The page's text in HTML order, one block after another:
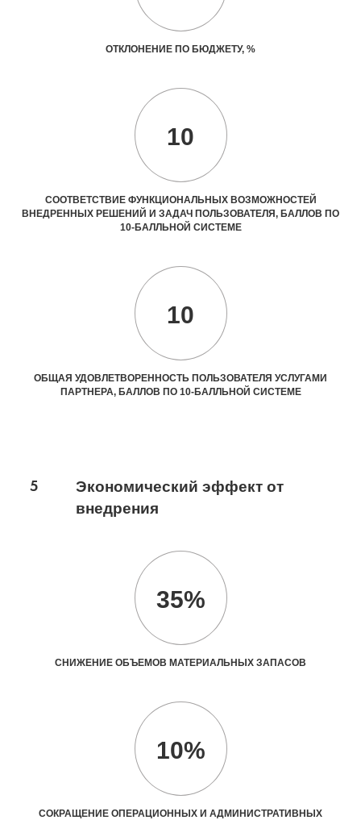
ОТКЛОНЕНИЕ ПО БЮДЖЕТУ, %
10
СООТВЕТСТВИЕ ФУНКЦИОНАЛЬНЫХ ВОЗМОЖНОСТЕЙ
ВНЕДРЕННЫХ РЕШЕНИЙ И ЗАДАЧ ПОЛЬЗОВАТЕЛЯ, БАЛЛОВ ПО
10-БАЛЛЬНОЙ СИСТЕМЕ
10
ОБЩАЯ УДОВЛЕТВОРЕННОСТЬ ПОЛЬЗОВАТЕЛЯ УСЛУГАМИ
ПАРТНЕРА, БАЛЛОВ ПО 10-БАЛЛЬНОЙ СИСТЕМЕ
5
Экономический эффект от
внедрения
35%
СНИЖЕНИЕ ОБЪЕМОВ МАТЕРИАЛЬНЫХ ЗАПАСОВ
10%
СОКРАЩЕНИЕ ОПЕРАЦИОННЫХ И АДМИНИСТРАТИВНЫХ